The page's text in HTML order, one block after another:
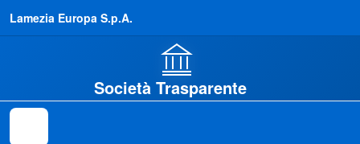
Lamezia Europa S.p.A.
Società Trasparente